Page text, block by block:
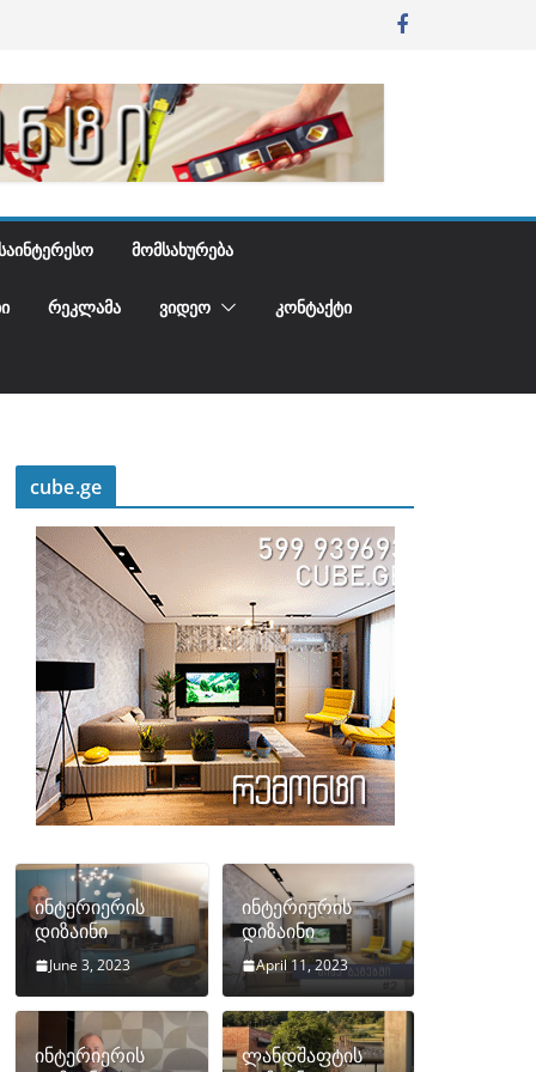
ᲡᲐᲘᲜᲢᲔᲠᲔᲡᲝ ᲛᲝᲛᲡᲐᲮᲣᲠᲔᲑᲐ
ᲠᲔᲙᲚᲐᲛᲐ ᲕᲘᲓᲔᲝ ᲙᲝᲜᲢᲐᲥᲢᲘ
cube.ge
ინტერიერის
დიზაინი
June 3, 2023
ინტერიერის
დიზაინი
April 11, 2023
ინტერიერის
ლანდშაფტის